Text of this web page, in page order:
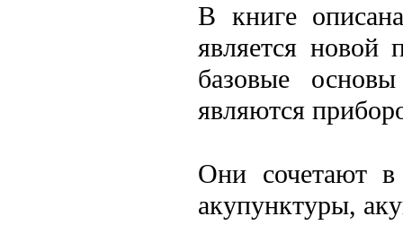
В книге
является
базовые
являются
Они сочетают в
акупунктуры,